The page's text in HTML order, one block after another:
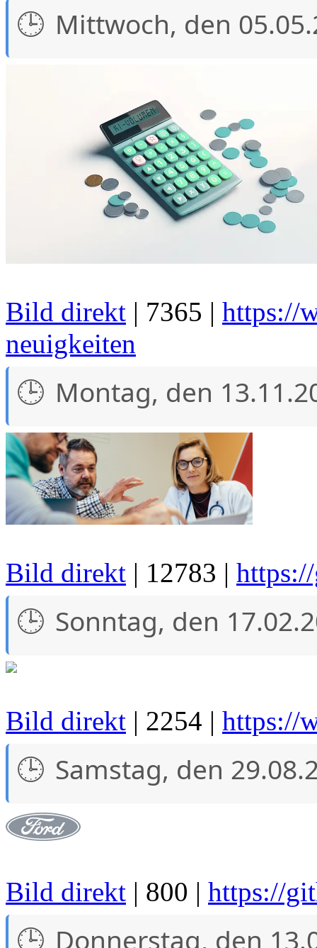
Mittwoch, den
Bild direkt | 7365 | https://
neuigkeiten
Montag, den
Bild direkt | 12783 |
Sonntag, den
Bild direkt | 2254 | https://
Samstag, den
Bild direkt | 800 | https://
Donnerstag, den